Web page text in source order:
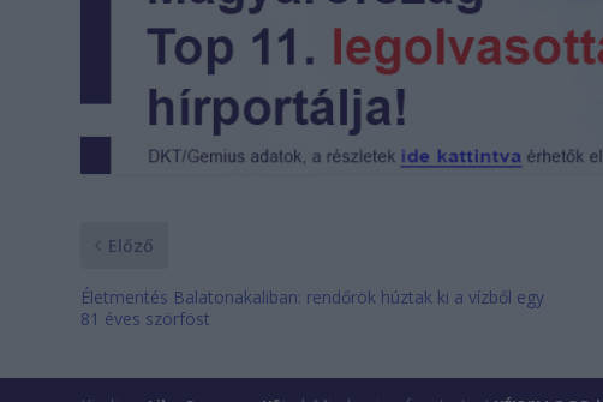
Előző
Életmentés Balatonakaliban: rendőrök húztak ki a vízből egy
81 éves szörföst